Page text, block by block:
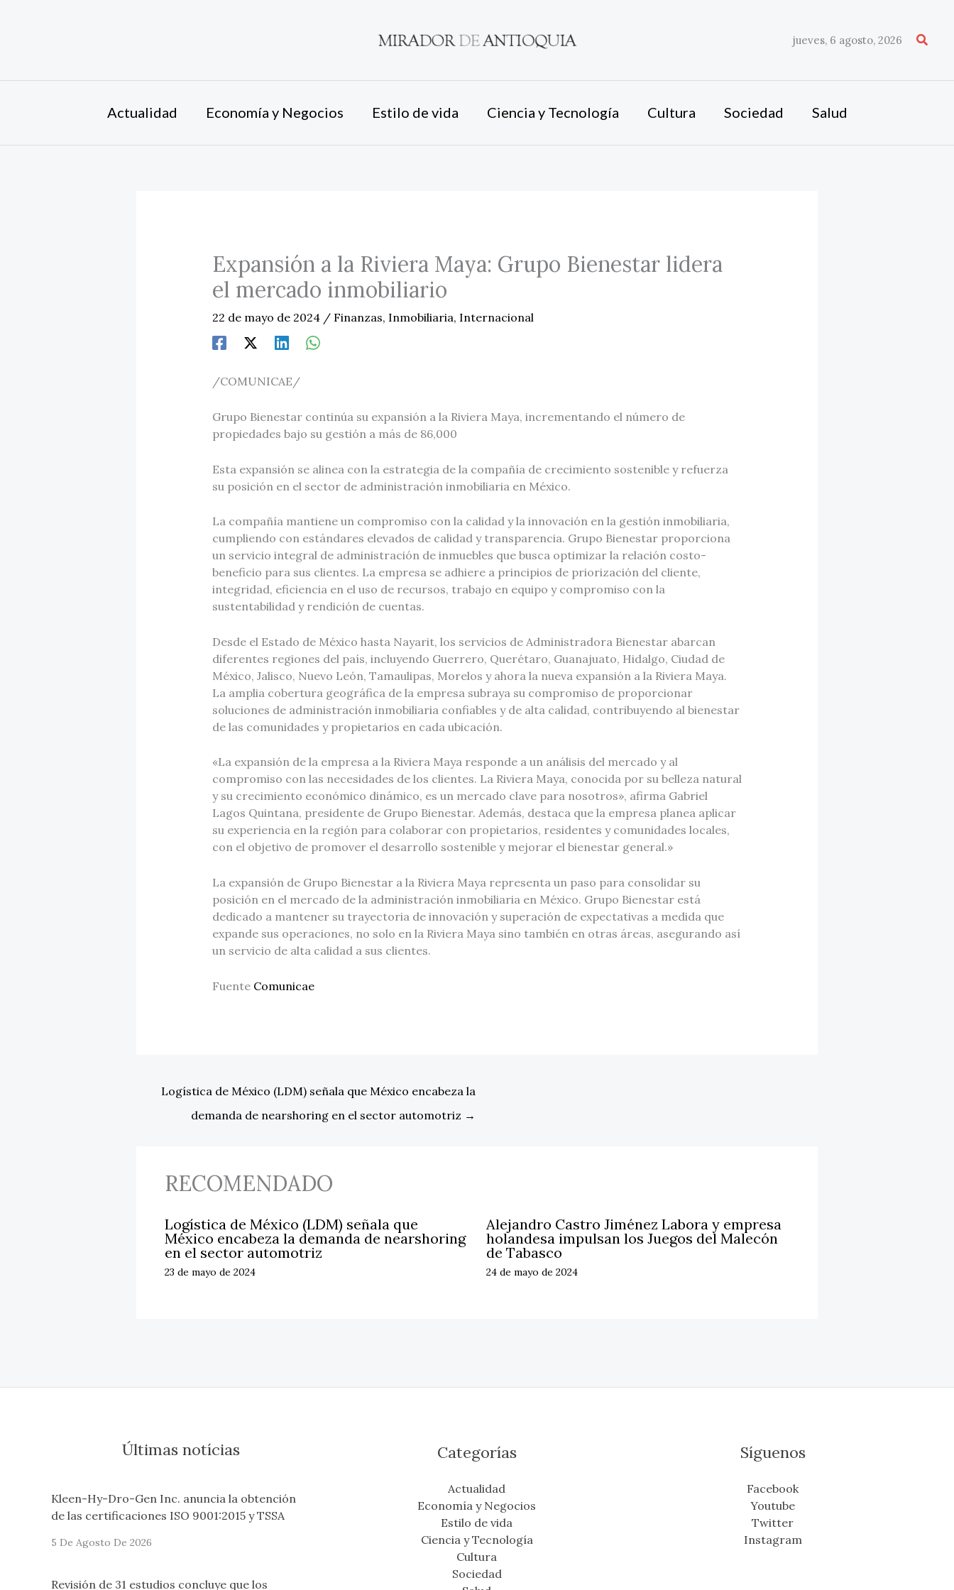
jueves, 6 agosto, 2026
Actualidad Economía y Negocios Estilo de vida Ciencia y Tecnología Cultura Sociedad Salud
Expansión a la Riviera Maya: Grupo Bienestar lidera
el mercado inmobiliario
22 de mayo de 2024 / Finanzas, Inmobiliaria, Internacional
/COMUNICAE/
Grupo Bienestar continúa su expansión a la Riviera Maya, incrementando el número de
propiedades bajo su gestión a más de 86,000
Esta expansión se alinea con la estrategia de la compañía de crecimiento sostenible y refuerza
su posición en el sector de administración inmobiliaria en México.
La compañía mantiene un compromiso con la calidad y la innovación en la gestión inmobiliaria,
cumpliendo con estándares elevados de calidad y transparencia. Grupo Bienestar proporciona
un servicio integral de administración de inmuebles que busca optimizar la relación costo-
beneficio para sus clientes. La empresa se adhiere a principios de priorización del cliente,
integridad, eficiencia en el uso de recursos, trabajo en equipo y compromiso con la
sustentabilidad y rendición de cuentas.
Desde el Estado de México hasta Nayarit, los servicios de Administradora Bienestar abarcan
diferentes regiones del país, incluyendo Guerrero, Querétaro, Guanajuato, Hidalgo, Ciudad de
México, Jalisco, Nuevo León, Tamaulipas, Morelos y ahora la nueva expansión a la Riviera Maya.
La amplia cobertura geográfica de la empresa subraya su compromiso de proporcionar
soluciones de administración inmobiliaria confiables y de alta calidad, contribuyendo al bienestar
de las comunidades y propietarios en cada ubicación.
«La expansión de la empresa a la Riviera Maya responde a un análisis del mercado y al
compromiso con las necesidades de los clientes. La Riviera Maya, conocida por su belleza natural
y su crecimiento económico dinámico, es un mercado clave para nosotros», afirma Gabriel
Lagos Quintana, presidente de Grupo Bienestar. Además, destaca que la empresa planea aplicar
su experiencia en la región para colaborar con propietarios, residentes y comunidades locales,
con el objetivo de promover el desarrollo sostenible y mejorar el bienestar general.»
La expansión de Grupo Bienestar a la Riviera Maya representa un paso para consolidar su
posición en el mercado de la administración inmobiliaria en México. Grupo Bienestar está
dedicado a mantener su trayectoria de innovación y superación de expectativas a medida que
expande sus operaciones, no solo en la Riviera Maya sino también en otras áreas, asegurando así
un servicio de alta calidad a sus clientes.
Fuente Comunicae
Logística de México (LDM) señala que México encabeza la
demanda de nearshoring en el sector automotriz →
RECOMENDADO
Logística de México (LDM) señala que
México encabeza la demanda de nearshoring
en el sector automotriz
23 de mayo de 2024
Alejandro Castro Jiménez Labora y empresa
holandesa impulsan los Juegos del Malecón
de Tabasco
24 de mayo de 2024
Últimas notícias
Kleen-Hy-Dro-Gen Inc. anuncia la obtención
de las certificaciones ISO 9001:2015 y TSSA
5 De Agosto De 2026
Revisión de 31 estudios concluye que los
Categorías
Actualidad
Economía y Negocios
Estilo de vida
Ciencia y Tecnología
Cultura
Sociedad
Síguenos
Facebook
Youtube
Twitter
Instagram